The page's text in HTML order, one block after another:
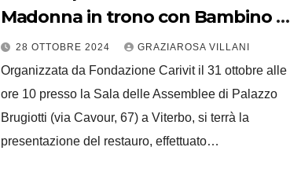
Madonna in trono con Bambino di
Neri di Bicci
28 OTTOBRE 2024 GRAZIAROSA VILLANI
Organizzata da Fondazione Carivit il 31 ottobre alle
ore 10 presso la Sala delle Assemblee di Palazzo
Brugiotti (via Cavour, 67) a Viterbo, si terrà la
presentazione del restauro, effettuato…